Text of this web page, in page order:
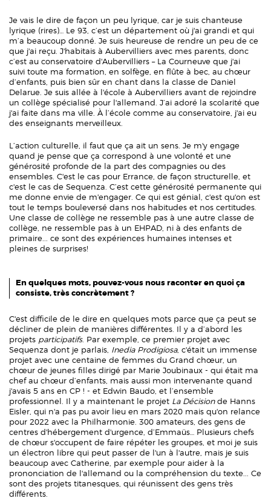
Je vais le dire de façon un peu lyrique, car je suis chanteuse
lyrique (rires)… Le 93, c’est un département où j'ai grandi et qui
m’a beaucoup donné. Je suis heureuse de rendre un peu de ce
que j'ai reçu. J'habitais à Aubervilliers avec mes parents, donc
c’est au conservatoire d'Aubervilliers – La Courneuve que j'ai
suivi toute ma formation, en solfège, en flûte à bec, au chœur
d’enfants, puis bien sûr en chant dans la classe de Daniel
Delarue. Je suis allée à l'école à Aubervilliers avant de rejoindre
un collège spécialisé pour l'allemand. J’ai adoré la scolarité que
j'ai faite dans ma ville. À l’école comme au conservatoire, j'ai eu
des enseignants merveilleux.
L’action culturelle, il faut que ça ait un sens. Je m'y engage
quand je pense que ça correspond à une volonté et une
générosité profonde de la part des compagnies ou des
ensembles. C'est le cas pour Errance, de façon structurelle, et
c'est le cas de Sequenza. C’est cette générosité permanente qui
me donne envie de m'engager. Ce qui est génial, c'est qu'on est
tout le temps bouleversé dans nos habitudes et nos certitudes.
Une classe de collège ne ressemble pas à une autre classe de
collège, ne ressemble pas à un EHPAD, ni à des enfants de
primaire... ce sont des expériences humaines intenses et
pleines de surprises!
En quelques mots, pouvez-vous nous raconter en quoi ça
consiste, très concrètement ?
C'est difficile de le dire en quelques mots parce que ça peut se
décliner de plein de manières différentes. Il y a d’abord les
projets participatifs. Par exemple, ce premier projet avec
Sequenza dont je parlais, Inedia Prodigiosa, c'était un immense
projet avec une centaine de femmes du Grand chœur, un
chœur de jeunes filles dirigé par Marie Joubinaux - qui était ma
chef au chœur d’enfants, mais aussi mon intervenante quand
j'avais 5 ans en CP ! - et Edwin Baudo, et l’ensemble
professionnel. Il y a maintenant le projet La Décisionde Hanns
Eisler, qui n'a pas pu avoir lieu en mars 2020 mais qu'on relance
pour 2022 avec la Philharmonie. 300 amateurs, des gens de
centres d'hébergement d'urgence, d’Emmaüs… Plusieurs chefs
de chœur s'occupent de faire répéter les groupes, et moi je suis
un électron libre qui peut passer de l'un à l'autre, mais je suis
beaucoup avec Catherine, par exemple pour aider à la
prononciation de l'allemand ou la compréhension du texte... Ce
sont des projets titanesques, qui réunissent des gens très
différents.